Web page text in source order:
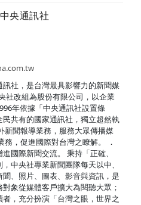
央通訊社
社，是台灣最具影響力的新聞媒
社改組為股份有限公司，以企業
年依據「中央通訊社設置條
共有的國家通訊社，獨立超然執
新聞報導業務，服務大眾傳播媒
，促進國際對台灣之瞭解。 ．
國際新聞交流。 秉持「正確、
中央社專業新聞團隊每天以中、
、照片、圖表、影音與資訊，是
象從媒體客戶擴大為閱聽大眾；
，充分扮演「台灣之眼，世界之